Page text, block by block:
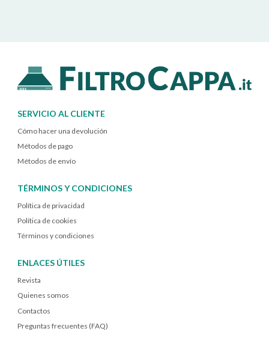
SERVICIO AL CLIENTE
Cómo hacer una devolución
Métodos de pago
Métodos de envío
TÉRMINOS Y CONDICIONES
Política de privacidad
Política de cookies
Términos y condiciones
ENLACES ÚTILES
Revista
Quienes somos
Contactos
Preguntas frecuentes (FAQ)